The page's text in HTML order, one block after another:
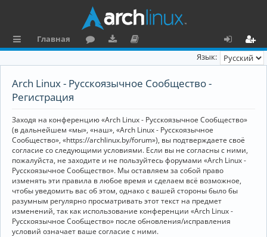
л
и
Главная
н
та
ц
и
я
х
ег
Язык:
Arch Linux - Русскоязычное Сообщество -
Регистрация
Заходя на конференцию «Arch Linux - Русскоязычное Сообщество»
(в дальнейшем «мы», «наш», «Arch Linux - Русскоязычное
Сообщество», «https://archlinux.by/forum»), вы подтверждаете своё
согласие со следующими условиями. Если вы не согласны с ними,
пожалуйста, не заходите и не пользуйтесь форумами «Arch Linux -
Русскоязычное Сообщество». Мы оставляем за собой право
изменять эти правила в любое время и сделаем всё возможное,
чтобы уведомить вас об этом, однако с вашей стороны было бы
разумным регулярно просматривать этот текст на предмет
изменений, так как использование конференции «Arch Linux -
Русскоязычное Сообщество» после обновления/исправления
условий означает ваше согласие с ними.